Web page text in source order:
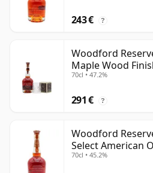
243 € ?
Woodford
Maple Wood
70cl • 47.2%
291 € ?
Woodford
Select American
70cl • 45.2%